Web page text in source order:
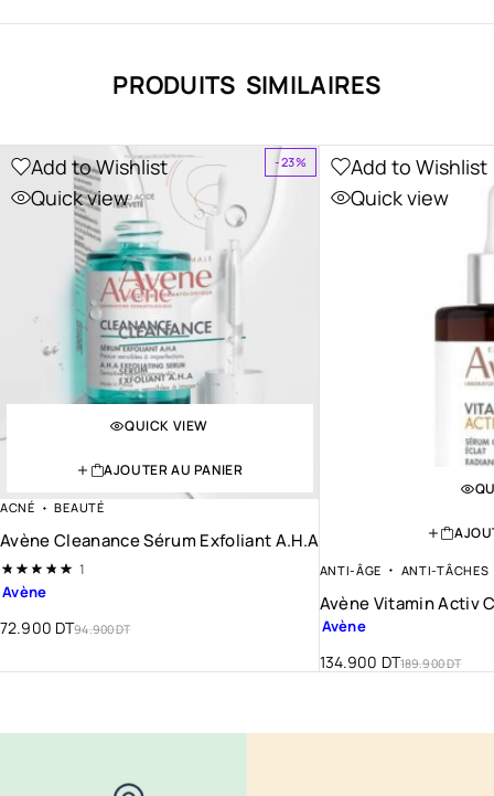
PRODUITS SIMILAIRES
-23%
Add to Wishlist
Quick view
QUICK VIEW
AJOUTER AU PANIER
ACNÉ BEAUTÉ
Avène Cleanance Sérum Exfoliant A.H.A
Note
1
Avène
94.900DT
72.900 DT
Add to Wishlist
Quick view
ANTI-ÂGE ANTI-TÂCHES
Avène Vitamin Activ
Avène
189.900DT
134.900 DT